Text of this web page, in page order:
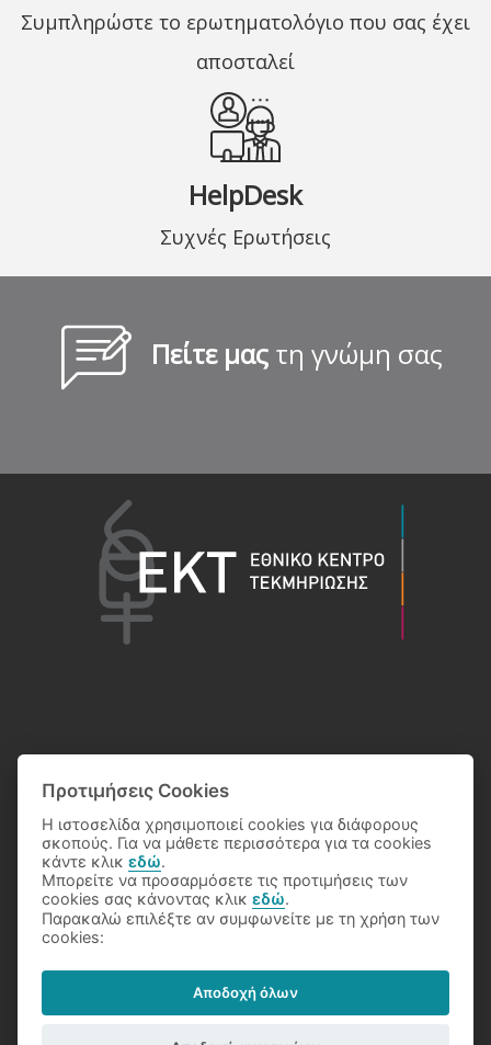
Συμπληρώστε το ερωτηματολόγιο που σας έχει
αποσταλεί
HelpDesk
Συχνές Ερωτήσεις
Πείτε μας τη γνώμη σας
© 2026 Eθνικό Κέντρο Τεκμηρίωσης
Προστασία Δεδομένων
Προτιμήσεις Cookies
Η ιστοσελίδα χρησιμοποιεί cookies για διάφορους
σκοπούς. Για να μάθετε περισσότερα για τα cookies
κάντε κλικεδώ.
Μπορείτε να προσαρμόσετε τις προτιμήσεις των
cookies σας κάνοντας κλικεδώ.
Παρακαλώ επιλέξτε αν συμφωνείτε με τη χρήση των
cookies:
Αποδοχή όλων